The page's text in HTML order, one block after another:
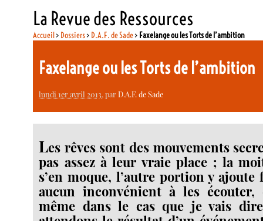
La Revue des Ressources
Accueil> Dossiers> D.A.F. de Sade> Faxelange ou les Torts de l’ambition
Faxelange ou les Torts de l’ambition
lundi 1er avril 2013, parD.A.F. de Sade
Les rêves sont des mouvements
pas assez à leur vraie place ; la
s’en moque, l’autre portion y
aucun inconvénient à les écouter,
même dans le cas que je vais